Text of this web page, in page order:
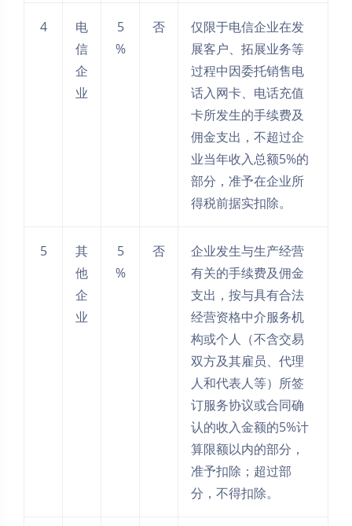
4
电
信
企
业
5
%
否
仅限于电信企业在发
展客户、拓展业务等
过程中因委托销售电
话入网卡、电话充值
卡所发生的手续费及
佣金支出，不超过企
业当年收入总额5%的
部分，准予在企业所
得税前据实扣除。
5
其
他
企
业
5
%
否
企业发生与生产经营
有关的手续费及佣金
支出，按与具有合法
经营资格中介服务机
构或个人（不含交易
双方及其雇员、代理
人和代表人等）所签
订服务协议或合同确
认的收入金额的5%计
算限额以内的部分，
准予扣除；超过部
分，不得扣除。